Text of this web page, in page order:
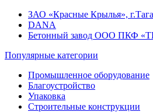
ЗАО «Красные Крылья»,
DANA
Бетонный завод ООО ПКФ
Популярные категории
Промышленное оборудование
Благоустройство
Упаковка
Строительные конструкции